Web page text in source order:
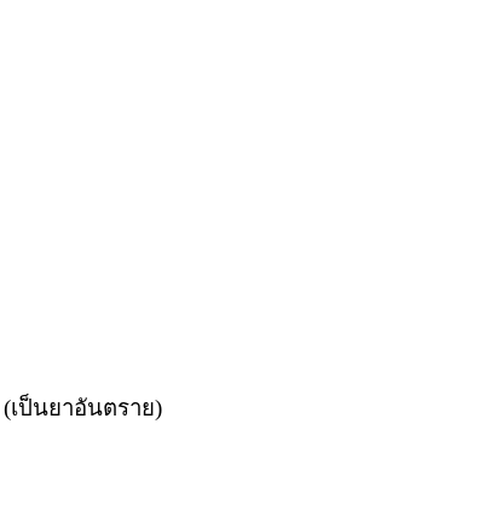
เป็นยาอันตราย)